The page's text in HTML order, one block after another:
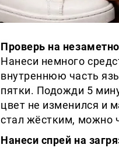
Проверь на
Нанеси немного
внутреннюю часть
пятки. Подожди 5
цвет не изменился и
стал жёстким, можно
Нанеси спрей на